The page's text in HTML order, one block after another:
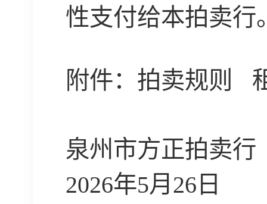
性支付给本拍卖行
附件：拍卖规则
泉州市方正拍卖行
2026年5月 26 日